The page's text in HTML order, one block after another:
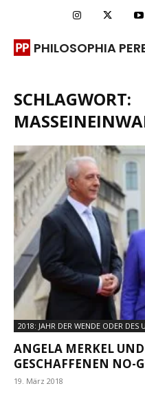
PHILOSOPHIA
SCHLAGWORT:
2018: JAHR DER WENDE ODER DES
ANGELA MERKEL
GESCHAFFENEN NO-
19. März 2018